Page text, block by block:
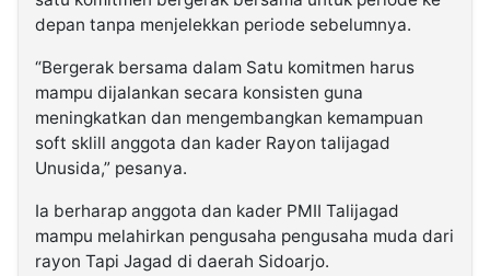
depan tanpa menjelekkan periode sebelumnya.
“Bergerak bersama dalam Satu komitmen harus
mampu dijalankan secara konsisten guna
meningkatkan dan mengembangkan kemampuan
soft sklill anggota dan kader Rayon talijagad
Unusida,” pesanya.
Ia berharap anggota dan kader PMII Talijagad
mampu melahirkan pengusaha pengusaha muda dari
rayon Tapi Jagad di daerah Sidoarjo.